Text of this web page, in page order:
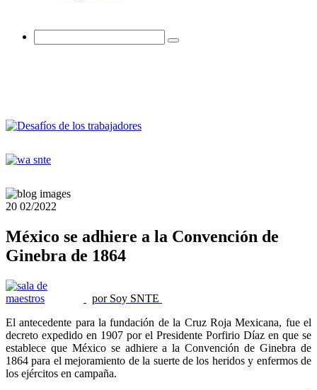
20 02/2022
México se adhiere a la Convención de
Ginebra de 1864
por Soy SNTE
El antecedente para la fundación de la Cruz Roja Mexicana, fue el
decreto expedido en 1907 por el Presidente Porfirio Díaz en que se
establece que México se adhiere a la Convención de Ginebra de
1864 para el mejoramiento de la suerte de los heridos y enfermos de
los ejércitos en campaña.